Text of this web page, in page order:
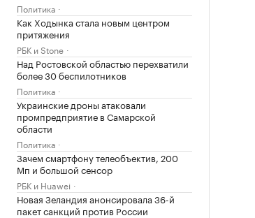
Политика
Как Ходынка стала новым центром
притяжения
РБК и Stone
Над Ростовской областью перехватили
более 30 беспилотников
Политика
Украинские дроны атаковали
промпредприятие в Самарской
области
Политика
Зачем смартфону телеобъектив, 200
Мп и большой сенсор
РБК и Huawei
Новая Зеландия анонсировала 36-й
пакет санкций против России